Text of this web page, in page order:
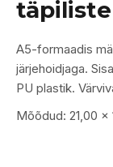
A5-formaadis
järjehoidjaga.
PU plastik.
Mõõdud: 21,00 x